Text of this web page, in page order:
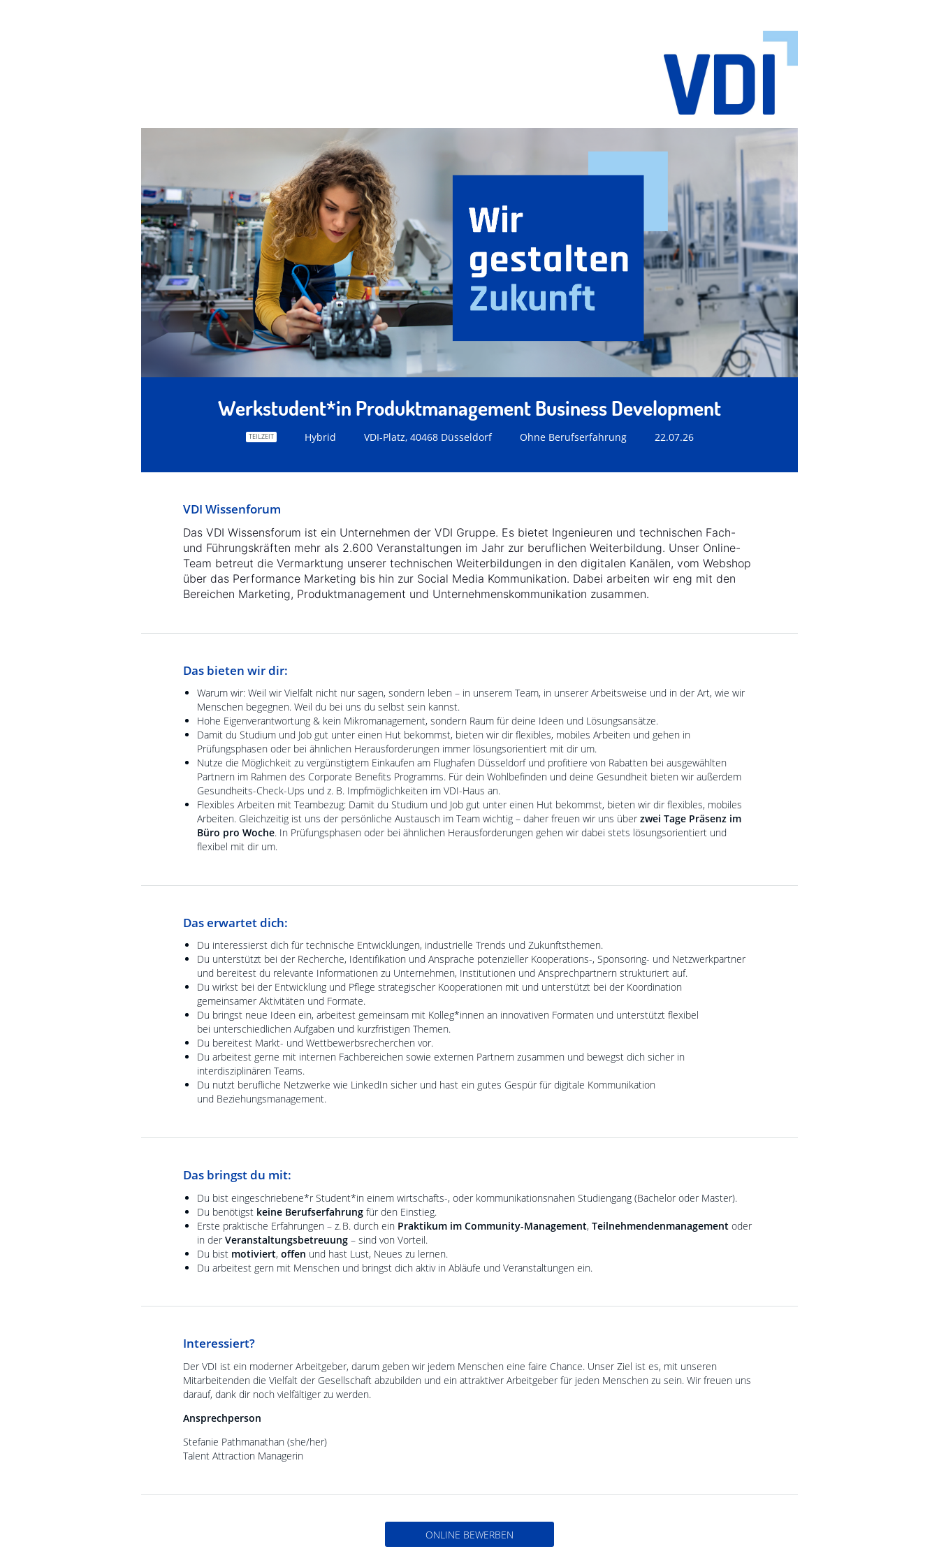
Werkstudent*in Produktmanagement Business Development
TEILZEIT Hybrid VDI-Platz, 40468 Düsseldorf Ohne Berufserfahrung 22.07.26
VDI Wissenforum
Das VDI Wissensforum ist ein Unternehmen der VDI Gruppe. Es bietet Ingenieuren und technischen Fach-
und Führungskräften mehr als 2.600 Veranstaltungen im Jahr zur beruflichen Weiterbildung. Unser Online-
Team betreut die Vermarktung unserer technischen Weiterbildungen in den digitalen Kanälen, vom Webshop
über das Performance Marketing bis hin zur Social Media Kommunikation. Dabei arbeiten wir eng mit den
Bereichen Marketing, Produktmanagement und Unternehmenskommunikation zusammen.
Das bieten wir dir:
Warum wir: Weil wir Vielfalt nicht nur sagen, sondern leben – in unserem Team, in unserer Arbeitsweise und in der Art, wie wir
Menschen begegnen. Weil du bei uns du selbst sein kannst.
Hohe Eigenverantwortung & kein Mikromanagement, sondern Raum für deine Ideen und Lösungsansätze.
Damit du Studium und Job gut unter einen Hut bekommst, bieten wir dir flexibles, mobiles Arbeiten und gehen in
Prüfungsphasen oder bei ähnlichen Herausforderungen immer lösungsorientiert mit dir um.
Nutze die Möglichkeit zu vergünstigtem Einkaufen am Flughafen Düsseldorf und profitiere von Rabatten bei ausgewählten
Partnern im Rahmen des Corporate Benefits Programms. Für dein Wohlbefinden und deine Gesundheit bieten wir außerdem
Gesundheits-Check-Ups und z. B. Impfmöglichkeiten im VDI-Haus an.
Flexibles Arbeiten mit Teambezug: Damit du Studium und Job gut unter einen Hut bekommst, bieten wir dir flexibles, mobiles
Arbeiten. Gleichzeitig ist uns der persönliche Austausch im Team wichtig – daher freuen wir uns über zwei Tage Präsenz im
Büro pro Woche. In Prüfungsphasen oder bei ähnlichen Herausforderungen gehen wir dabei stets lösungsorientiert und
flexibel mit dir um.
Das erwartet dich:
Du interessierst dich für technische Entwicklungen, industrielle Trends und Zukunftsthemen.
Du unterstützt bei der Recherche, Identifikation und Ansprache potenzieller Kooperations-, Sponsoring- und Netzwerkpartner
und bereitest du relevante Informationen zu Unternehmen, Institutionen und Ansprechpartnern strukturiert auf.
Du wirkst bei der Entwicklung und Pflege strategischer Kooperationen mit und unterstützt bei der Koordination
gemeinsamer Aktivitäten und Formate.
Du bringst neue Ideen ein, arbeitest gemeinsam mit Kolleg*innen an innovativen Formaten und unterstützt flexibel
bei unterschiedlichen Aufgaben und kurzfristigen Themen.
Du bereitest Markt- und Wettbewerbsrecherchen vor.
Du arbeitest gerne mit internen Fachbereichen sowie externen Partnern zusammen und bewegst dich sicher in
interdisziplinären Teams.
Du nutzt berufliche Netzwerke wie LinkedIn sicher und hast ein gutes Gespür für digitale Kommunikation
und Beziehungsmanagement.
Das bringst du mit:
Du bist eingeschriebene*r Student*in einem wirtschafts-, oder kommunikationsnahen Studiengang (Bachelor oder Master).
Du benötigst keine Berufserfahrung für den Einstieg.
Erste praktische Erfahrungen – z. B. durch ein Praktikum im Community-Management, Teilnehmendenmanagement oder
in der Veranstaltungsbetreuung – sind von Vorteil.
Du bist motiviert, offen und hast Lust, Neues zu lernen.
Du arbeitest gern mit Menschen und bringst dich aktiv in Abläufe und Veranstaltungen ein.
Interessiert?
Der VDI ist ein moderner Arbeitgeber, darum geben wir jedem Menschen eine faire Chance. Unser Ziel ist es, mit unseren
Mitarbeitenden die Vielfalt der Gesellschaft abzubilden und ein attraktiver Arbeitgeber für jeden Menschen zu sein. Wir freuen uns
darauf, dank dir noch vielfältiger zu werden.
Ansprechperson
Stefanie Pathmanathan (she/her)
Talent Attraction Managerin
ONLINE BEWERBEN